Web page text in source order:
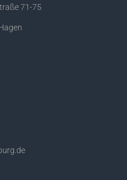
71-75